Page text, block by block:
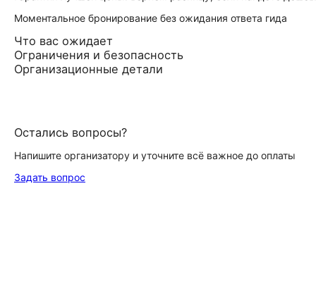
Моментальное бронирование без ожидания ответа гида
Что вас ожидает
Ограничения и безопасность
Организационные детали
Остались вопросы?
Напишите организатору и уточните всё важное до оплаты
Задать вопрос